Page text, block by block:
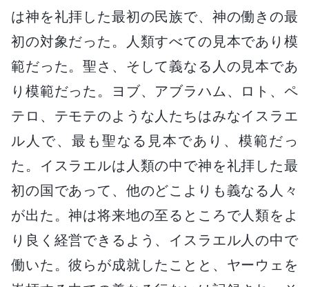
は神を礼拝した最初の民族で、神の働きの最
初の対象だった。人類すべての見本であり模
範だった。聖さ、そして義なる人の見本であ
り模範だった。ヨブ、アブラハム、ロト、ペ
テロ、テモテのような人たちはみなイスラエ
ル人で、最も聖なる見本であり、模範だっ
た。イスラエルは人類の中で神を礼拝した最
初の国であって、他のどこよりも義なる人々
が出た。神は将来地の至るところで人類をよ
り良く経営できるよう、イスラエル人の中で
働いた。彼らが成就したことと、ヤーウェを